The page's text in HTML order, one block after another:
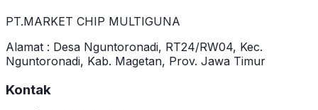
PT.MARKET CHIP MULTIGUNA
Alamat : Desa Nguntoronadi, RT24/RW04, Kec.
Nguntoronadi, Kab. Magetan, Prov. Jawa Timur
Kontak